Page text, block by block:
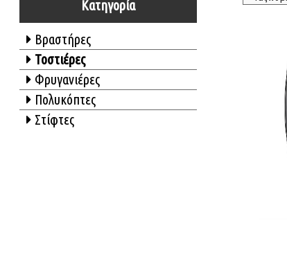
Κατηγορία
Βραστήρες
Τοστιέρες
Φρυγανιέρες
Πολυκόπτες
Στίφτες